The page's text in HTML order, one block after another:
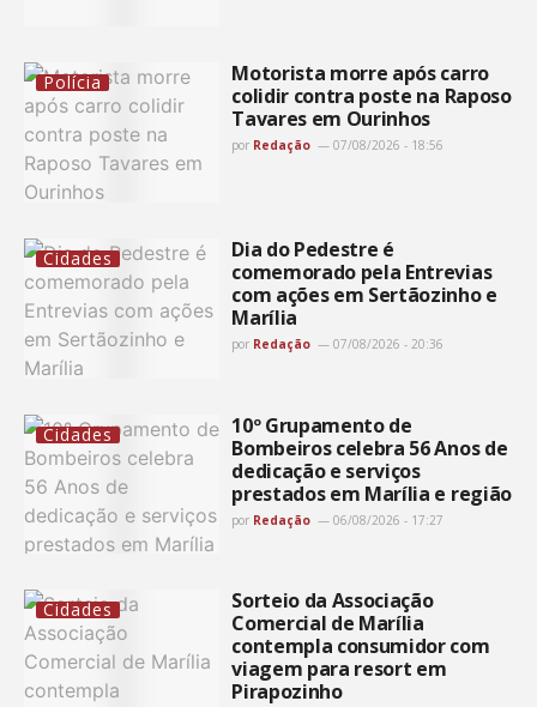
Polícia
Motorista morre após carro
colidir contra poste na Raposo
Tavares em Ourinhos
por Redação 07/08/2026 - 18:56
Cidades
Dia do Pedestre é
comemorado pela Entrevias
com ações em Sertãozinho e
Marília
por Redação 07/08/2026 - 20:36
Cidades
10º Grupamento de
Bombeiros celebra 56 Anos de
dedicação e serviços
prestados em Marília e região
por Redação 06/08/2026 - 17:27
Cidades
Sorteio da Associação
Comercial de Marília
contempla consumidor com
viagem para resort em
Pirapozinho